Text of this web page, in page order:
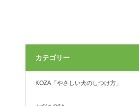
カテゴリー
KOZA「やさしい犬のしつけ方」